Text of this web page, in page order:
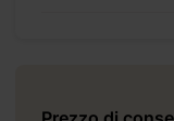
+ 0 €